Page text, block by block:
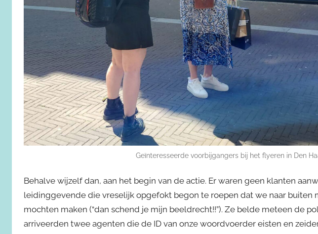
Geïnteresseerde voorbijgangers bij het flyeren in Den
Behalve wijzelf dan, aan het begin van de actie. Er waren geen klanten
leidinggevende die vreselijk opgefokt begon te roepen dat we naar buiten
mochten maken (“dan schend je mijn beeldrecht!!”). Ze belde meteen de
arriveerden twee agenten die de ID van onze woordvoerder eisten en